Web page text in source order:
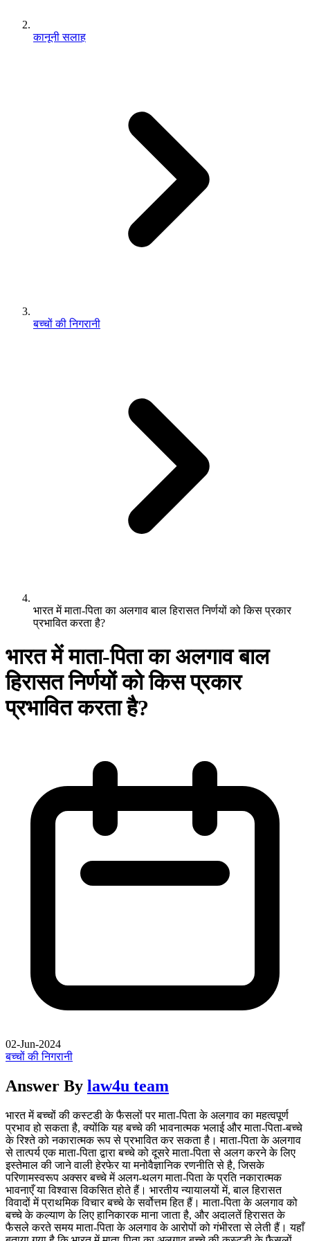
कानूनी सलाह
बच्चों की निगरानी
भारत में माता-पिता का अलगाव बाल हिरासत निर्णयों को किस प्रकार
प्रभावित करता है?
भारत में माता-पिता का अलगाव बाल
हिरासत निर्णयों को किस प्रकार
प्रभावित करता है?
02-Jun-2024
बच्चों की निगरानी
Answer By law4u team
भारत में बच्चों की कस्टडी के फैसलों पर माता-पिता के अलगाव का महत्वपूर्ण
प्रभाव हो सकता है, क्योंकि यह बच्चे की भावनात्मक भलाई और माता-पिता-बच्चे
के रिश्ते को नकारात्मक रूप से प्रभावित कर सकता है। माता-पिता के अलगाव
से तात्पर्य एक माता-पिता द्वारा बच्चे को दूसरे माता-पिता से अलग करने के लिए
इस्तेमाल की जाने वाली हेरफेर या मनोवैज्ञानिक रणनीति से है, जिसके
परिणामस्वरूप अक्सर बच्चे में अलग-थलग माता-पिता के प्रति नकारात्मक
भावनाएँ या विश्वास विकसित होते हैं। भारतीय न्यायालयों में, बाल हिरासत
विवादों में प्राथमिक विचार बच्चे के सर्वोत्तम हित हैं। माता-पिता के अलगाव को
बच्चे के कल्याण के लिए हानिकारक माना जाता है, और अदालतें हिरासत के
फैसले करते समय माता-पिता के अलगाव के आरोपों को गंभीरता से लेती हैं। यहाँ